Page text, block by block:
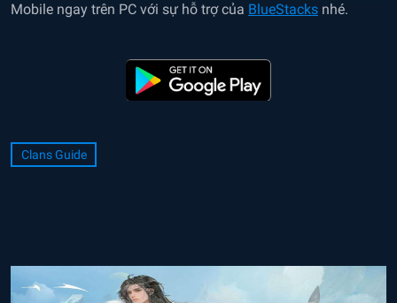
Mobile ngay trên PC với sự hỗ trợ của BlueStacks nhé.
Clans Guide